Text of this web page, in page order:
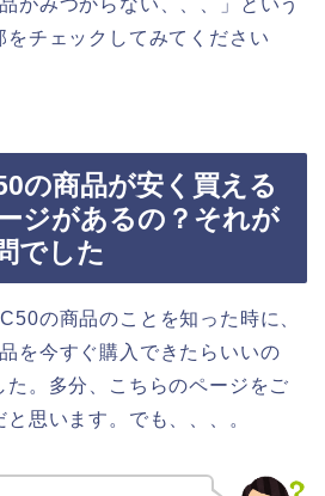
チェックしてみてください
の商品が安く買える
ジがあるの？それが
でした
の商品のことを知った時に、
を今すぐ購入できたらいいの
た。多分、こちらのページをご
思います。でも、、、。